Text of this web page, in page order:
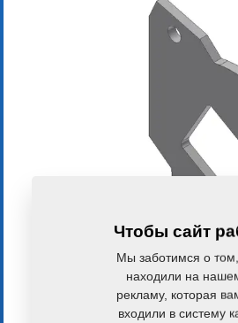
Чтобы сайт
Мы заботимся о
находили на
рекламу, которая
входили в систему